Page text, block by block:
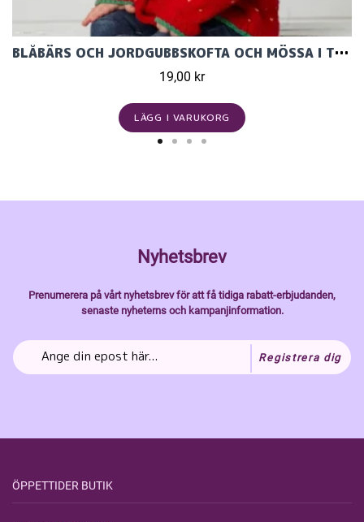
BLÅBÄRS OCH JORDGUBBSKOFTA OCH MÖSSA I TILDA
19,00 kr
LÄGG I VARUKORG
Nyhetsbrev
Prenumerera på vårt nyhetsbrev för att få tidiga rabatt-erbjudanden,
senaste nyheterns och kampanjinformation.
Registrera dig
ÖPPETTIDER BUTIK